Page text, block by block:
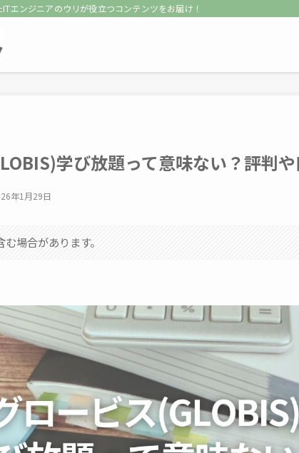
エンジニアのウリが役立つコンテンツをお届け！
学び放題って意味ない？評判
年1月29日
場合があります。